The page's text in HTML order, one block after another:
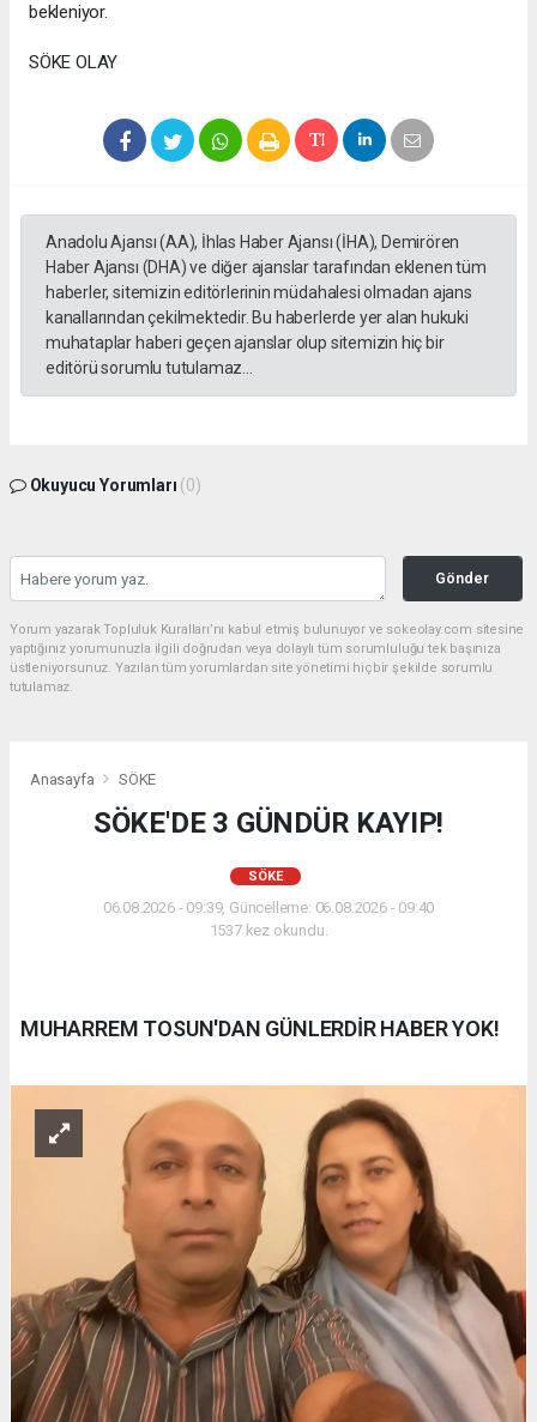
bekleniyor.
SÖKE OLAY
Anadolu Ajansı (AA), İhlas Haber Ajansı (İHA), Demirören
Haber Ajansı (DHA) ve diğer ajanslar tarafından eklenen tüm
haberler, sitemizin editörlerinin müdahalesi olmadan ajans
kanallarından çekilmektedir. Bu haberlerde yer alan hukuki
muhataplar haberi geçen ajanslar olup sitemizin hiç bir
editörü sorumlu tutulamaz...
Okuyucu Yorumları (0)
Gönder
Yorum yazarak Topluluk Kuralları’nı kabul etmiş bulunuyor ve sokeolay.com sitesine
yaptığınız yorumunuzla ilgili doğrudan veya dolaylı tüm sorumluluğu tek başınıza
üstleniyorsunuz. Yazılan tüm yorumlardan site yönetimi hiçbir şekilde sorumlu
tutulamaz.
Anasayfa SÖKE
SÖKE'DE 3 GÜNDÜR KAYIP!
SÖKE
06.08.2026 - 09:39, Güncelleme: 06.08.2026 - 09:40
1537 kez okundu.
MUHARREM TOSUN'DAN GÜNLERDİR HABER YOK!